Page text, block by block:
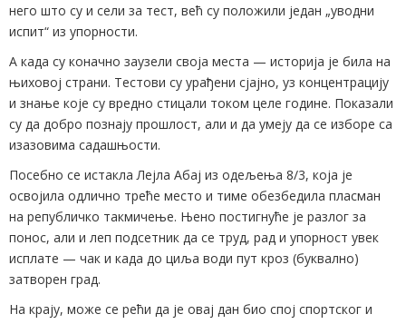
него што су и сели за тест, већ су положили један „уводни
испит“ из упорности.
А када су коначно заузели своја места — историја је била на
њиховој страни. Тестови су урађени сјајно, уз концентрацију
и знање које су вредно стицали током целе године. Показали
су да добро познају прошлост, али и да умеју да се изборе са
изазовима садашњости.
Посебно се истакла Лејла Абај из одељења 8/3, која је
освојила одлично треће место и тиме обезбедила пласман
на републичко такмичење. Њено постигнуће је разлог за
понос, али и леп подсетник да се труд, рад и упорност увек
исплате — чак и када до циља води пут кроз (буквално)
затворен град.
На крају, може се рећи да је овај дан био спој спортског и